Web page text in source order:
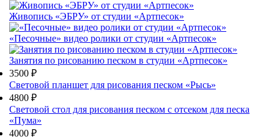
Живопись «ЭБРУ» от студии «Артпесок»
«Песочные» видео ролики от студии «Артпесок»
Занятия по рисованию песком в студии «Артпесок»
3500 ₽
Световой планшет для рисования песком «Рысь»
4800 ₽
Световой стол для рисования песком с отсеком для песка
«Пума»
4000 ₽